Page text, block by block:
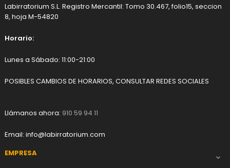
Labirratorium S.L. Registro Mercantil: Tomo 30.467, folio15, seccion
8, hoja M-54820
Horario:
Lunes a Sábado: 11:00-21:00
POSIBLES CAMBIOS DE HORARIOS, CONSULTAR REDES SOCIALES
Llámanos ahora: 910 59 94 11
Email: info@labirratorium.com
EMPRESA
